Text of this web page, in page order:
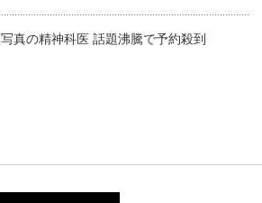
真の精神科医 話題沸騰で予約殺到